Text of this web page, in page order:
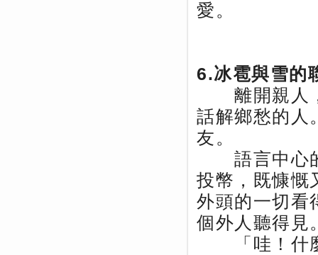
愛。
6.冰雹與雪的
離開親人，
話解鄉愁的人
友。
語言中心的
投幣，既慷慨
外頭的一切看
個外人聽得見
「哇！什麼